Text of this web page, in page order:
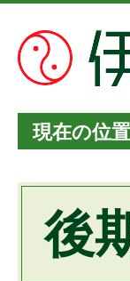
現在の位置
後